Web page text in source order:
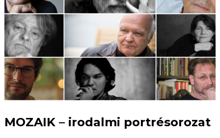
MOZAIK – irodalmi portrésorozat